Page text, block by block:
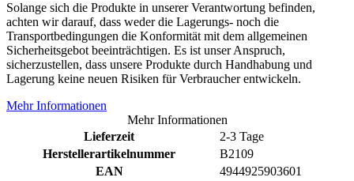
Solange sich die Produkte in unserer Verantwortung befinden,
achten wir darauf, dass weder die Lagerungs- noch die
Transportbedingungen die Konformität mit dem allgemeinen
Sicherheitsgebot beeinträchtigen. Es ist unser Anspruch,
sicherzustellen, dass unsere Produkte durch Handhabung und
Lagerung keine neuen Risiken für Verbraucher entwickeln.
Mehr Informationen
Mehr Informationen
Lieferzeit
2-3 Tage
Herstellerartikelnummer
B2109
EAN
4944925903601